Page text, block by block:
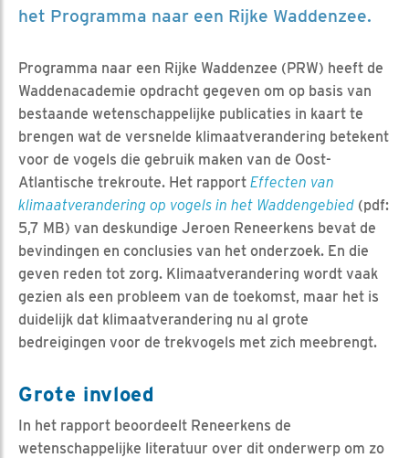
het Programma naar een Rijke Waddenzee.
Programma naar een Rijke Waddenzee (PRW) heeft de
Waddenacademie opdracht gegeven om op basis van
bestaande wetenschappelijke publicaties in kaart te
brengen wat de versnelde klimaatverandering betekent
voor de vogels die gebruik maken van de Oost-
Atlantische trekroute. Het rapport Effecten van
klimaatverandering op vogels in het Waddengebied (pdf:
5,7 MB) van deskundige Jeroen Reneerkens bevat de
bevindingen en conclusies van het onderzoek. En die
geven reden tot zorg. Klimaatverandering wordt vaak
gezien als een probleem van de toekomst, maar het is
duidelijk dat klimaatverandering nu al grote
bedreigingen voor de trekvogels met zich meebrengt.
Grote invloed
In het rapport beoordeelt Reneerkens de
wetenschappelijke literatuur over dit onderwerp om zo